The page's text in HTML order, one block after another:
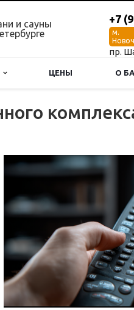
и сауны
+7
м.
пр.
ЦЕНЫ О